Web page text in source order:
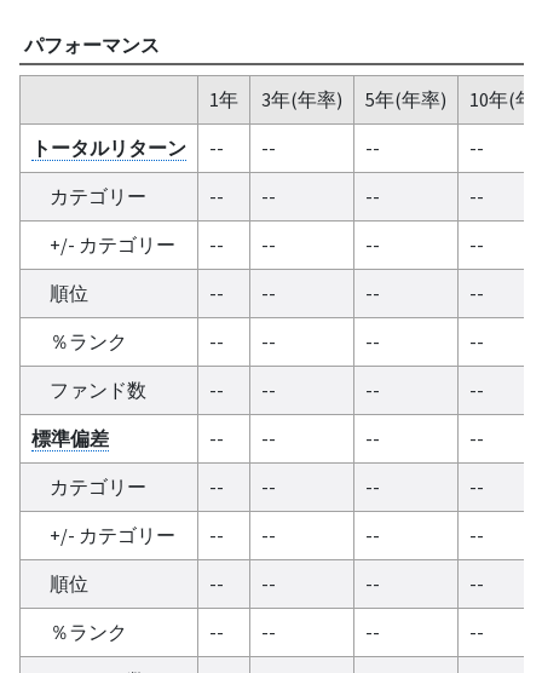
パフォーマンス
1年 3年(年率) 5年(年率)
10年(年
トータルリターン
-- -- --
--
カテゴリー
-- -- --
--
+/- カテゴリー
-- -- --
--
順位
-- -- --
--
％ランク
-- -- --
--
ファンド数
-- -- --
--
標準偏差
-- -- --
--
カテゴリー
-- -- --
--
+/- カテゴリー
-- -- --
--
順位
-- -- --
--
％ランク
-- -- --
--